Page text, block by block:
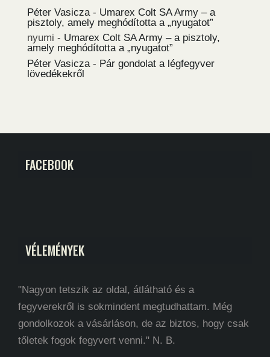
Péter Vasicza - Umarex Colt SA Army – a
pisztoly, amely meghódította a „nyugatot”
nyumi - Umarex Colt SA Army – a pisztoly,
amely meghódította a „nyugatot”
Péter Vasicza - Pár gondolat a légfegyver
lövedékekről
FACEBOOK
VÉLEMÉNYEK
"Nagyon tetszik az oldal, átlátható és a
fegyverekről is sokmindent megtudhattam. Még
gondolkozok a vásárláson, de az biztos, hogy csak
tőletek fogok fegyvert venni." N. B.